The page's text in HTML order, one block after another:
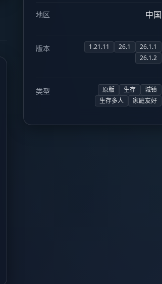
地区 中国
版本 1.21.11 26.1
26.1.1
26.1.2
类型 原版 生存
城镇
生存多人
家庭友好